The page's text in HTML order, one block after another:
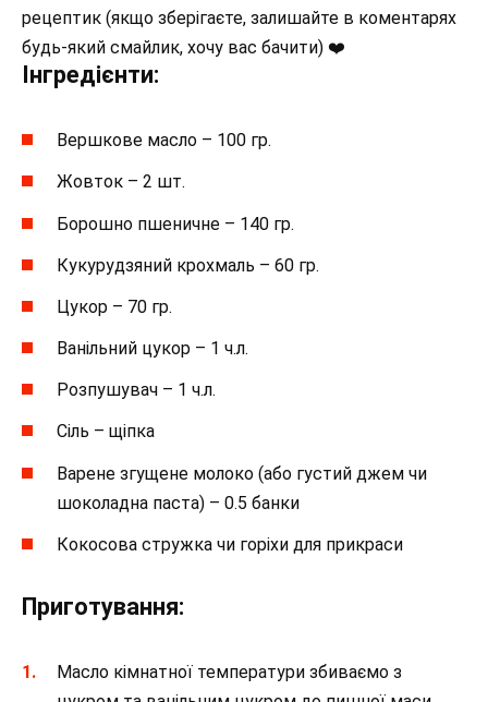
рецептик (якщо зберігаєте, залишайте в коментарях
будь-який смайлик, хочу вас бачити) ❤️⠀
Інгредієнти:
Вершкове масло – 100 гр.
Жовток – 2 шт.⠀
Борошно пшеничне – 140 гр.
Кукурудзяний крохмаль – 60 гр.⠀
Цукор – 70 гр.
Ванільний цукор – 1 ч.л.⠀
Розпушувач – 1 ч.л.⠀
Сіль – щіпка⠀
Варене згущене молоко (або густий джем чи
шоколадна паста) – 0.5 банки⠀
Кокосова стружка чи горіхи для прикраси⠀
Приготування:
Масло кімнатної температури збиваємо з